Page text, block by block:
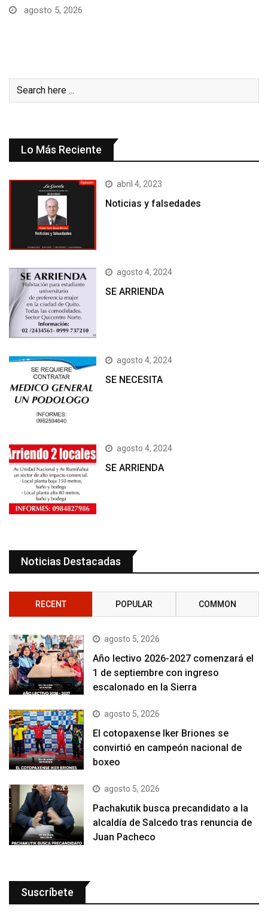
Lo Más Reciente
abril 4, 2023
Noticias y falsedades
agosto 4, 2024
SE ARRIENDA
agosto 4, 2024
SE NECESITA
agosto 4, 2024
SE ARRIENDA
Noticias Destacadas
RECENT POPULAR COMMON
agosto 5, 2026
Año lectivo 2026-2027 comenzará el
1 de septiembre con ingreso
escalonado en la Sierra
agosto 5, 2026
El cotopaxense Iker Briones se
convirtió en campeón nacional de
boxeo
agosto 5, 2026
Pachakutik busca precandidato a la
alcaldía de Salcedo tras renuncia de
Juan Pacheco
Suscríbete